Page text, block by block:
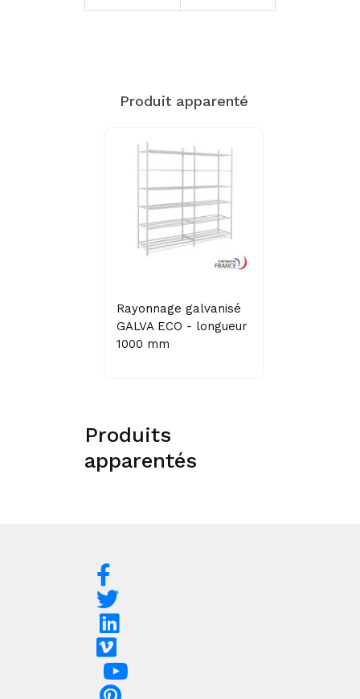
Produit apparenté
Rayonnage galvanisé
GALVA ECO - longueur
1000 mm
Produits
apparentés